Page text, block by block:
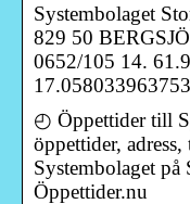
Systembolaget
829 50
0652/105 14.
◴ Öppettider till
öppettider,
Systembolaget
Öppettider.nu